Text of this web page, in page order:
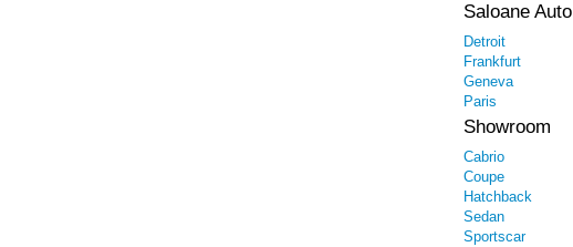
Saloane Auto
Detroit
Frankfurt
Geneva
Paris
Showroom
Cabrio
Coupe
Hatchback
Sedan
Sportscar